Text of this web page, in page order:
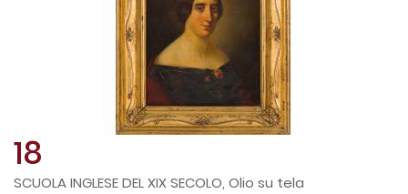
18
SCUOLA INGLESE DEL XIX SECOLO, Olio su tela